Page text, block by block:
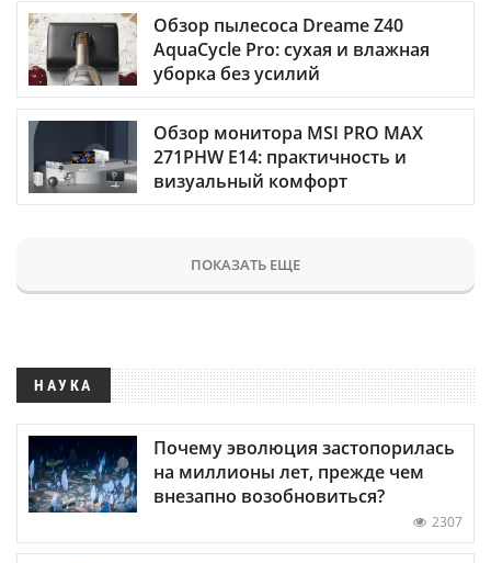
Обзор пылесоса Dreame Z40
AquaCycle Pro: сухая и влажная
уборка без усилий
Обзор монитора MSI PRO MAX
271PHW E14: практичность и
визуальный комфорт
ПОКАЗАТЬ ЕЩЕ
НАУКА
Почему эволюция застопорилась
на миллионы лет, прежде чем
внезапно возобновиться?
2307